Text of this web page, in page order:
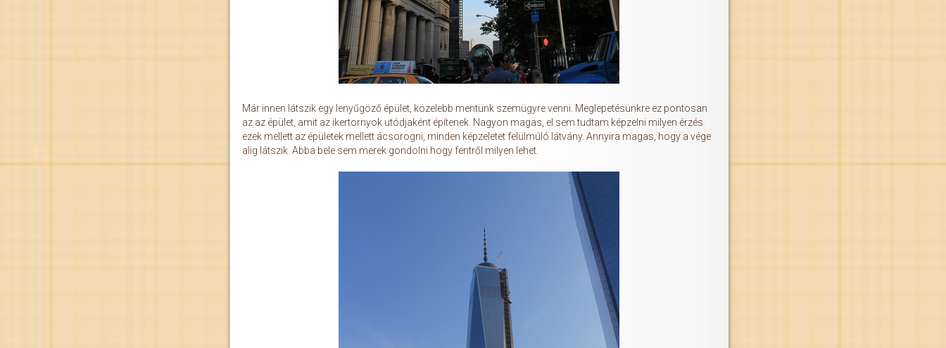
Már innen látszik egy lenyűgöző épület, közelebb mentünk szemügyre venni. Meglepetésünkre ez pontosan
az az épület, amit az ikertornyok utódjaként építenek. Nagyon magas, el sem tudtam képzelni milyen érzés
ezek mellett az épületek mellett ácsorogni, minden képzeletet felülmúló látvány. Annyira magas, hogy a vége
alig látszik. Abba bele sem merek gondolni hogy fentről milyen lehet.